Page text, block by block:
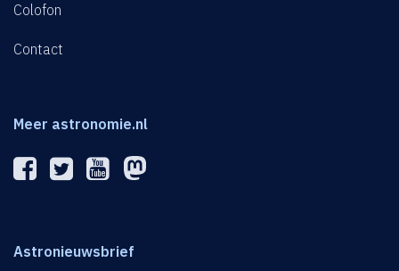
Colofon
Contact
Meer astronomie.nl
Astronieuwsbrief